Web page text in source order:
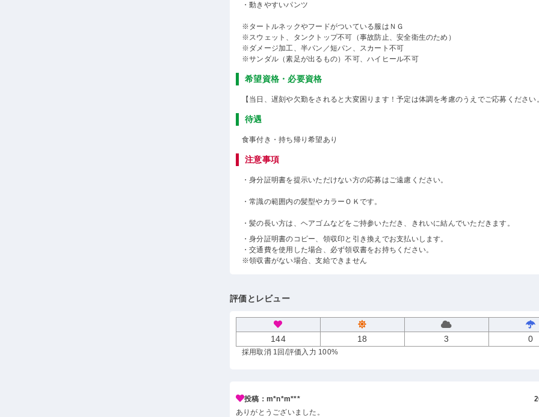
・動きやすいパンツ
※タートルネックやフードがついている服はＮＧ
※スウェット、タンクトップ不可（事故防止、安全衛生のため）
※ダメージ加工、半パン／短パン、スカート不可
※サンダル（素足が出るもの）不可、ハイヒール不可
希望資格・必要資格
【当日、遅刻や欠勤をされると大変困ります！予定は体調を考慮のうえでご応募ください
待遇
食事付き・持ち帰り希望あり
注意事項
・身分証明書を提示いただけない方の応募はご遠慮ください。
・常識の範囲内の髪型やカラーＯＫです。
・髪の長い方は、ヘアゴムなどをご持参いただき、きれいに結んでいただきます。
・身分証明書のコピー、領収印と引き換えでお支払いします。
・交通費を使用した場合、必ず領収書をお持ちください。
※領収書がない場合、支給できません
評価とレビュー
144 18 3 0
採用取消 1回 /評価入力 100%
投稿：m*n*m***
ありがとうございました。